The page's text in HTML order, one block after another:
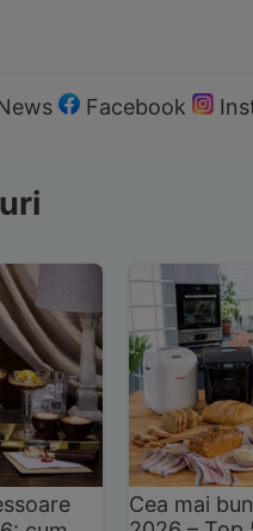
Facebook
Cea mai